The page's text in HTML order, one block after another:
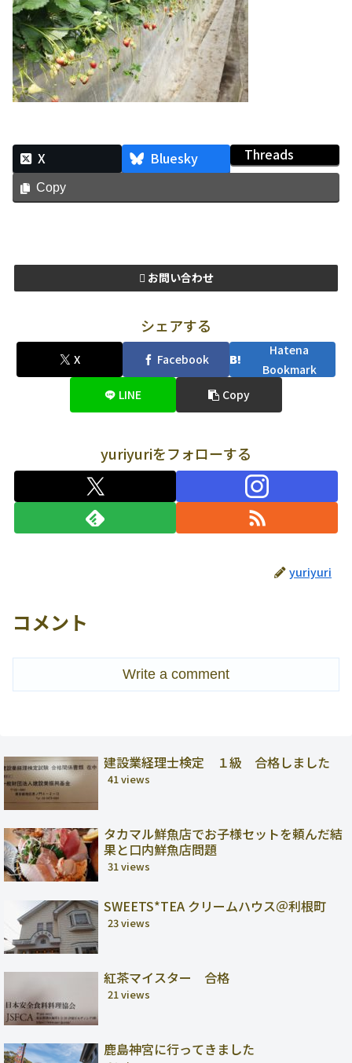
X Bluesky Threads
Copy
お問い合わせ
シェアする
X Facebook
Hatena
Bookmark
LINE
Copy
yuriyuriをフォローする
yuriyuri
コメント
Write a comment
建設業経理士検定 １級 合格しました
41 views
タカマル鮮魚店でお子様セットを頼んだ結
果と口内鮮魚店問題
31 views
SWEETS*TEA クリームハウス＠利根町
23 views
紅茶マイスター 合格
21 views
鹿島神宮に行ってきました